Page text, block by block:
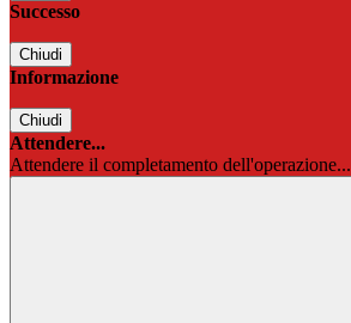
Successo
Chiudi
Informazione
Chiudi
Attendere...
Attendere il completamento dell'operazione...